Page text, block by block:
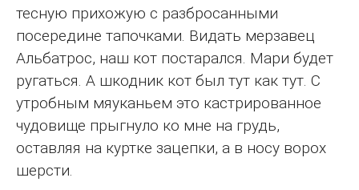
тесную прихожую с разбросанными
посередине тапочками. Видать мерзавец
Альбатрос, наш кот постарался. Мари будет
ругаться. А шкодник кот был тут как тут. С
утробным мяуканьем это кастрированное
чудовище прыгнуло ко мне на грудь,
оставляя на куртке зацепки, а в носу ворох
шерсти.